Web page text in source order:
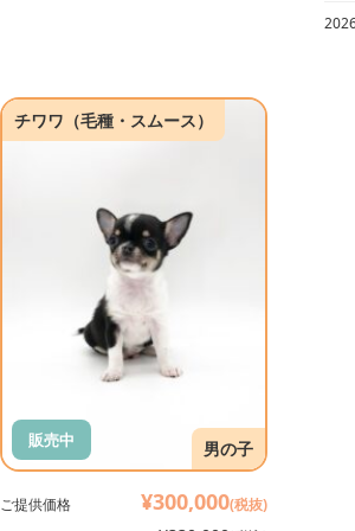
チワワ（毛種・スムース）
販売中 男の子
ご提供価格 ¥300,000(税抜)